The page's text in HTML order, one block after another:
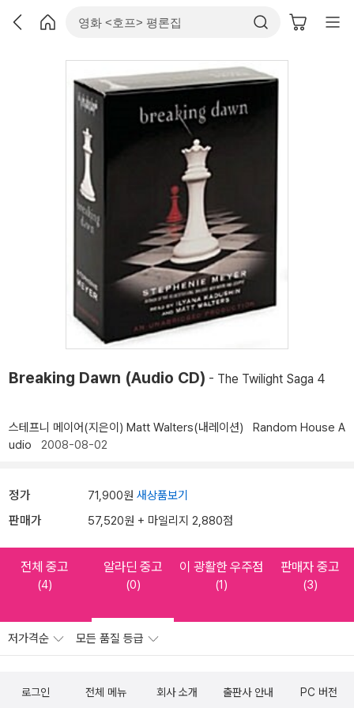
Breaking Dawn (Audio CD) - The Twilight Saga 4
스테프니 메이어(지은이) Matt Walters(내레이션)
Random House A
udio 2008-08-02
정가 71,900원 새상품보기
판매가 57,520원 + 마일리지 2,880점
전체 중고
(4)
알라딘 중고
(0)
이 광활한 우주점
(1)
판매자 중고
(3)
저가격순 모든 품질 등급
로그인 전체 메뉴 회사 소개 출판사 안내 PC 버전